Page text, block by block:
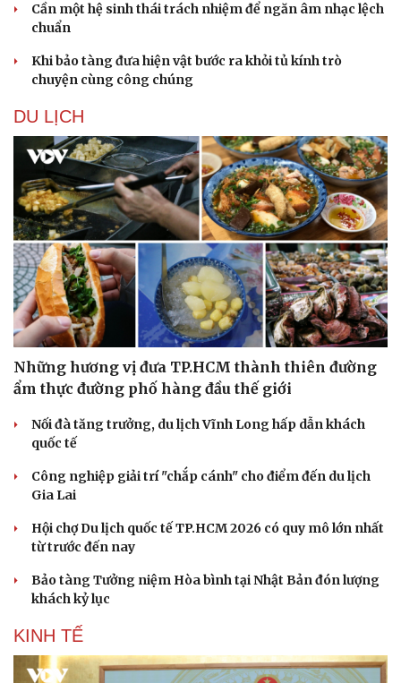
Cần một hệ sinh thái trách nhiệm để ngăn âm nhạc lệch
chuẩn
Khi bảo tàng đưa hiện vật bước ra khỏi tủ kính trò
chuyện cùng công chúng
DU LỊCH
Những hương vị đưa TP.HCM thành thiên đường
ẩm thực đường phố hàng đầu thế giới
Nối đà tăng trưởng, du lịch Vĩnh Long hấp dẫn khách
quốc tế
Công nghiệp giải trí "chắp cánh" cho điểm đến du lịch
Gia Lai
Hội chợ Du lịch quốc tế TP.HCM 2026 có quy mô lớn nhất
từ trước đến nay
Bảo tàng Tưởng niệm Hòa bình tại Nhật Bản đón lượng
khách kỷ lục
KINH TẾ